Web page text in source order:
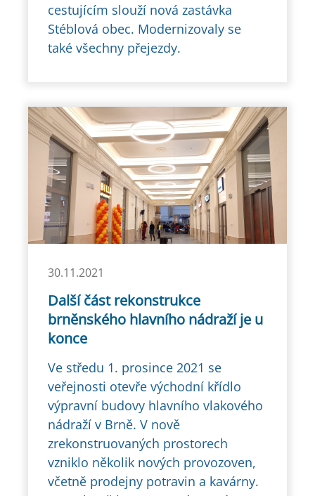
cestujícím slouží nová zastávka
Stéblová obec. Modernizovaly se
také všechny přejezdy.
30.11.2021
Další část rekonstrukce
brněnského hlavního nádraží je u
konce
Ve středu 1. prosince 2021 se
veřejnosti otevře východní křídlo
výpravní budovy hlavního vlakového
nádraží v Brně. V nově
zrekonstruovaných prostorech
vzniklo několik nových provozoven,
včetně prodejny potravin a kavárny.